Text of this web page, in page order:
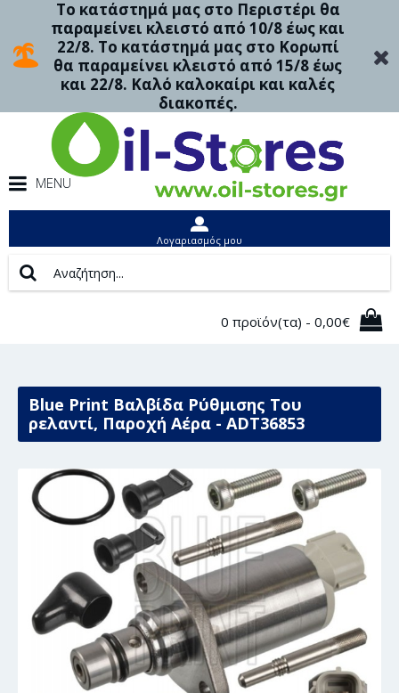
Το κατάστημά μας στο Περιστέρι θα
παραμείνει κλειστό από 10/8 έως και
22/8. Το κατάστημά μας στο Κορωπί
θα παραμείνει κλειστό από 15/8 έως
και 22/8. Καλό καλοκαίρι και καλές
διακοπές.
MENU
Λογαριασμός μου
0 προϊόν(τα) - 0,00€
Blue Print Βαλβίδα Ρύθμισης Του
ρελαντί, Παροχή Αέρα - ADT36853